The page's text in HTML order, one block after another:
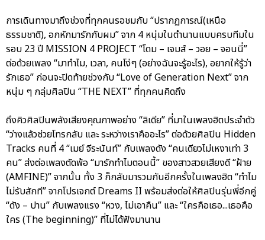
การเดินทางมาถึงช่วงที่ทุกคนรอชมกับ “ปรากฏการณ์(เหนือ
ธรรมชาติ), อกหักมารักกับผม” จาก 4 หนุ่มในตำนานแบบครบทีมใน
รอบ 23 ปี MISSION 4 PROJECT “โดม – เจมส์ – วอย – จอนนี่”
ต่อด้วยเพลง “มาทำไม, เวลา, คนโง่ๆ (อย่างฉันจะรู้อะไร), อยากให้รู้ว่า
รักเธอ” ก่อนจะปิดท้ายช่วงกับ “Love of Generation Next” จาก
หนุ่ม ๆ กลุ่มศิลปิน “THE NEXT” ที่ทุกคนคิดถึง
ถึงคิวศิลปินพลังเสียงคุณภาพอย่าง “ลิเดีย” ที่มาในเพลงฮิตประจำตัว
“ว่างแล้วช่วยโทรกลับ และ ระหว่างเราคืออะไร” ต่อด้วยศิลปิน Hidden
Tracks คนที่ 4 “เมย์ จีระนันท์” กับเพลงดัง “คนเดียวไม่เหงาเท่า 3
คน” ส่งต่อเพลงตัดพ้อ “มารักทำไมตอนนี้” ของสาวสวยเสียงดี “ฝ้าย
(AMFINE)” จากนั้น ทั้ง 3 ก็กลับมารวมกันอีกครั้งในเพลงฮิต “ทำไม
ไม่รับสักที” จากโปรเจกต์ Dreams II พร้อมส่งต่อให้ศิลปินรุ่นพี่อีกคู่
“ดัง – ปาน” กับเพลงแรง “หวง, ไม่เอาคืน” และ “ใครคือเธอ...เธอคือ
ใคร (The beginning)” ที่ไม่ได้ฟังมานาน